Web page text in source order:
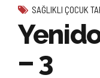
SAĞLIKLI ÇOCUK
– 3